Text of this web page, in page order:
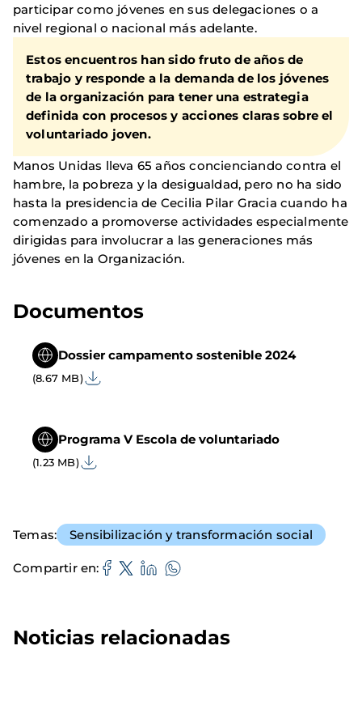
participar como jóvenes en sus delegaciones o a
nivel regional o nacional más adelante.
Estos encuentros han sido fruto de años de
trabajo y responde a la demanda de los jóvenes
de la organización para tener una estrategia
definida con procesos y acciones claras sobre el
voluntariado joven.
Manos Unidas lleva 65 años concienciando contra el
hambre, la pobreza y la desigualdad, pero no ha sido
hasta la presidencia de Cecilia Pilar Gracia cuando ha
comenzado a promoverse actividades especialmente
dirigidas para involucrar a las generaciones más
jóvenes en la Organización.
Documentos
Dossier campamento sostenible 2024
(8.67 MB)
Programa V Escola de voluntariado
(1.23 MB)
Temas Sensibilización y transformación social
Compartir en
Noticias relacionadas